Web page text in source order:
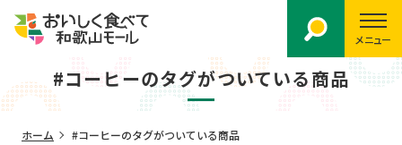
メニュー
#コーヒーのタグがついている商品
ホーム #コーヒーのタグがついている商品